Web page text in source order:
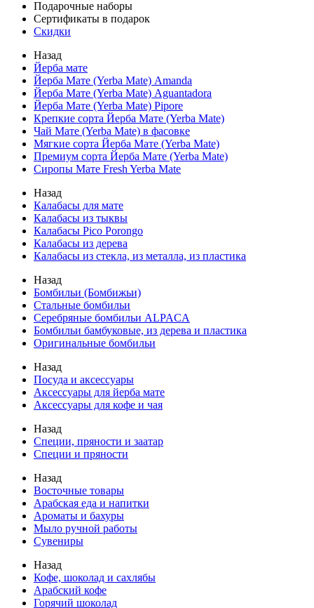
Подарочные наборы
Сертификаты в подарок
Скидки
Назад
Йерба мате
Йерба Мате (Yerba Mate) Amanda
Йерба Мате (Yerba Mate) Aguantadora
Йерба Мате (Yerba Mate) Pipore
Крепкие сорта Йерба Мате (Yerba Mate)
Чай Мате (Yerba Mate) в фасовке
Мягкие сорта Йерба Мате (Yerba Mate)
Премиум сорта Йерба Мате (Yerba Mate)
Сиропы Мате Fresh Yerba Mate
Назад
Калабасы для мате
Калабасы из тыквы
Калабасы Pico Porongo
Калабасы из дерева
Калабасы из стекла, из металла, из пластика
Назад
Бомбильи (Бомбижьи)
Стальные бомбильи
Серебряные бомбильи ALPACA
Бомбильи бамбуковые, из дерева и пластика
Оригинальные бомбильи
Назад
Посуда и аксессуары
Аксессуары для йерба мате
Аксессуары для кофе и чая
Назад
Специи, пряности и заатар
Специи и пряности
Назад
Восточные товары
Арабская еда и напитки
Ароматы и бахуры
Мыло ручной работы
Сувениры
Назад
Кофе, шоколад и сахлябы
Арабский кофе
Горячий шоколад